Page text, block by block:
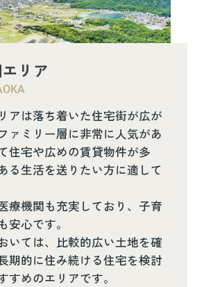
リア
アは落ち着いた住宅街が広が
ァミリー層に非常に人気があ
住宅や広めの賃貸物件が多
る生活を送りたい方に適して
療機関も充実しており、子育
安心です。
いては、比較的広い土地を確
期的に住み続ける住宅を検討
すめのエリアです。